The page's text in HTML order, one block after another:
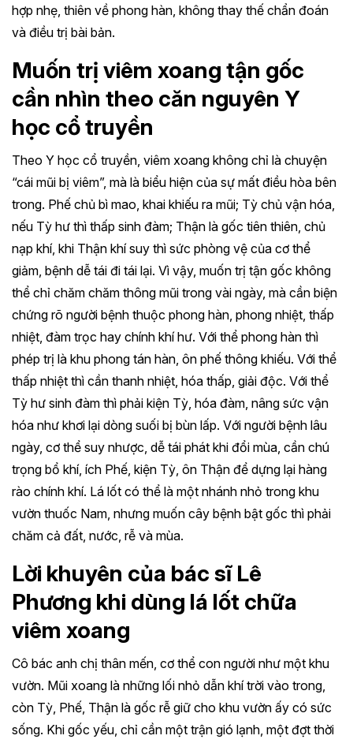
hợp nhẹ, thiên về phong hàn, không thay thế chẩn đoán
và điều trị bài bản.
Muốn trị viêm xoang tận gốc
cần nhìn theo căn nguyên Y
học cổ truyền
Theo Y học cổ truyền, viêm xoang không chỉ là chuyện
“cái mũi bị viêm”, mà là biểu hiện của sự mất điều hòa bên
trong. Phế chủ bì mao, khai khiếu ra mũi; Tỳ chủ vận hóa,
nếu Tỳ hư thì thấp sinh đàm; Thận là gốc tiên thiên, chủ
nạp khí, khi Thận khí suy thì sức phòng vệ của cơ thể
giảm, bệnh dễ tái đi tái lại. Vì vậy, muốn trị tận gốc không
thể chỉ chăm chăm thông mũi trong vài ngày, mà cần biện
chứng rõ người bệnh thuộc phong hàn, phong nhiệt, thấp
nhiệt, đàm trọc hay chính khí hư. Với thể phong hàn thì
phép trị là khu phong tán hàn, ôn phế thông khiếu. Với thể
thấp nhiệt thì cần thanh nhiệt, hóa thấp, giải độc. Với thể
Tỳ hư sinh đàm thì phải kiện Tỳ, hóa đàm, nâng sức vận
hóa như khơi lại dòng suối bị bùn lấp. Với người bệnh lâu
ngày, cơ thể suy nhược, dễ tái phát khi đổi mùa, cần chú
trọng bổ khí, ích Phế, kiện Tỳ, ôn Thận để dựng lại hàng
rào chính khí. Lá lốt có thể là một nhánh nhỏ trong khu
vườn thuốc Nam, nhưng muốn cây bệnh bật gốc thì phải
chăm cả đất, nước, rễ và mùa.
Lời khuyên của bác sĩ Lê
Phương khi dùng lá lốt chữa
viêm xoang
Cô bác anh chị thân mến, cơ thể con người như một khu
vườn. Mũi xoang là những lối nhỏ dẫn khí trời vào trong,
còn Tỳ, Phế, Thận là gốc rễ giữ cho khu vườn ấy có sức
sống. Khi gốc yếu, chỉ cần một trận gió lạnh, một đợt thời